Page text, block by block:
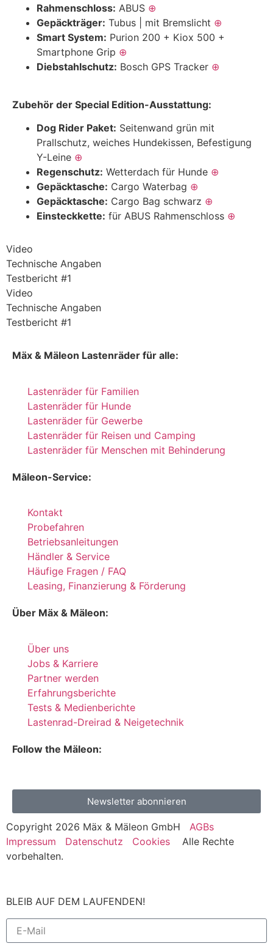
Rahmenschloss: ABUS ⊕
Gepäckträger: Tubus | mit Bremslicht ⊕
Smart System: Purion 200 + Kiox 500 +
Smartphone Grip ⊕
Diebstahlschutz: Bosch GPS Tracker ⊕
Zubehör der Special Edition-Ausstattung:
Dog Rider Paket: Seitenwand grün mit
Prallschutz, weiches Hundekissen, Befestigung
Y-Leine ⊕
Regenschutz: Wetterdach für Hunde ⊕
Gepäcktasche: Cargo Waterbag ⊕
Gepäcktasche: Cargo Bag schwarz ⊕
Einsteckkette: für ABUS Rahmenschloss ⊕
Video
Technische Angaben
Testbericht #1
Video
Technische Angaben
Testbericht #1
Mäx & Mäleon Lastenräder für alle:
Lastenräder für Familien
Lastenräder für Hunde
Lastenräder für Gewerbe
Lastenräder für Reisen und Camping
Lastenräder für Menschen mit Behinderung
Mäleon-Service:
Kontakt
Probefahren
Betriebsanleitungen
Händler & Service
Häufige Fragen / FAQ
Leasing, Finanzierung & Förderung
Über Mäx & Mäleon:
Über uns
Jobs & Karriere
Partner werden
Erfahrungsberichte
Tests & Medienberichte
Lastenrad-Dreirad & Neigetechnik
Follow the Mäleon:
Newsletter abonnieren
Copyright 2026 Mäx & Mäleon GmbH AGBs
Impressum
Datenschutz Cookies Alle Rechte
vorbehalten.
BLEIB AUF DEM LAUFENDEN!